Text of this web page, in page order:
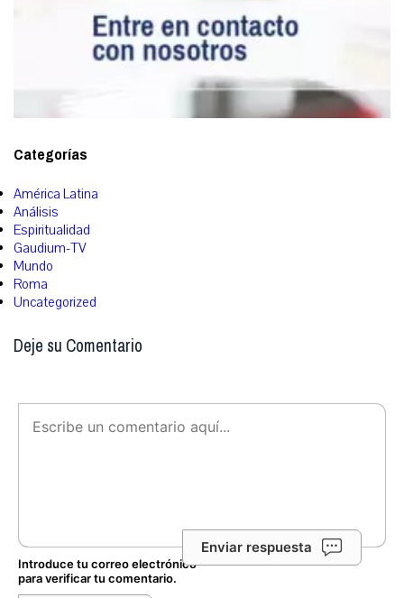
Categorías
América Latina
Análisis
Espiritualidad
Gaudium-TV
Mundo
Roma
Uncategorized
Deje su Comentario
Enviar respuesta
Introduce tu correo electrónico
para verificar tu comentario.